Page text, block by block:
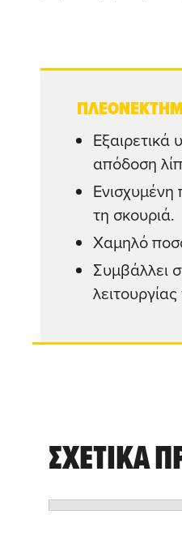
απόδοση
τη σκουριά.
Χαμηλό
Συμβάλλει
ΣΧΕΤΙΚΑ